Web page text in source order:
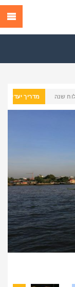
שנה מדריך יעדים
Previous